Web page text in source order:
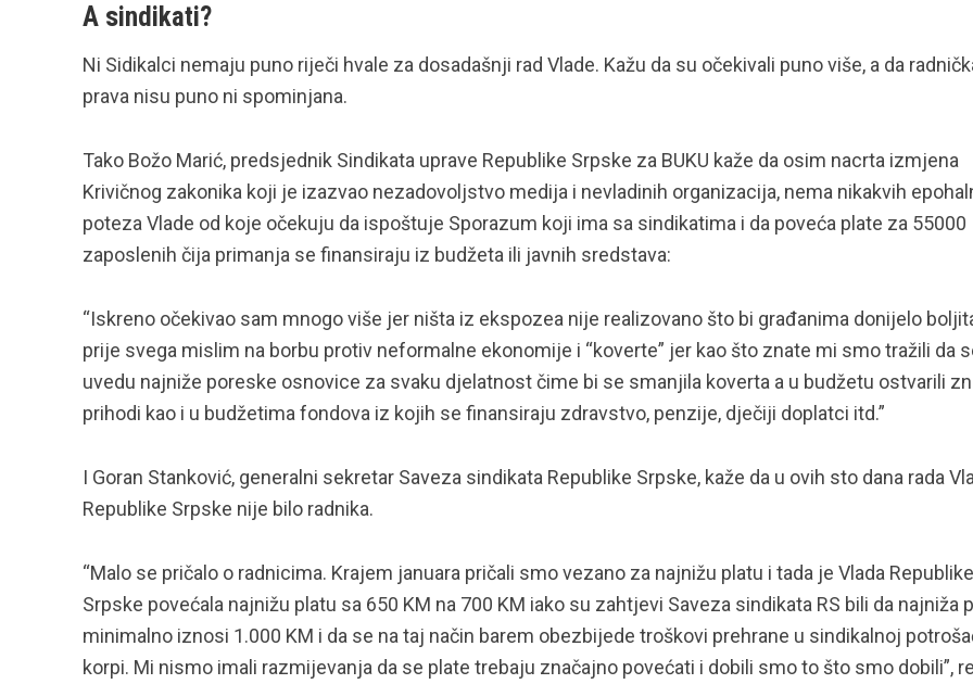
A sindikati?
Ni Sidikalci nemaju puno riječi hvale za dosadašnji rad Vlade. Kažu da su očekivali puno više, a da
prava nisu puno ni spominjana.
Tako Božo Marić, predsjednik Sindikata uprave Republike Srpske za BUKU kaže da osim nacrta izmjena
Krivičnog zakonika koji je izazvao nezadovoljstvo medija i nevladinih organizacija, nema nikakvih
poteza Vlade od koje očekuju da ispoštuje Sporazum koji ima sa sindikatima i da poveća plate za 55000
zaposlenih čija primanja se finansiraju iz budžeta ili javnih sredstava:
“Iskreno očekivao sam mnogo više jer ništa iz ekspozea nije realizovano što bi građanima donijelo
prije svega mislim na borbu protiv neformalne ekonomije i “koverte” jer kao što znate mi smo tražili da
uvedu najniže poreske osnovice za svaku djelatnost čime bi se smanjila koverta a u budžetu ostvarili
prihodi kao i u budžetima fondova iz kojih se finansiraju zdravstvo, penzije, dječiji doplatci itd.”
I Goran Stanković, generalni sekretar Saveza sindikata Republike Srpske, kaže da u ovih sto dana rada
Republike Srpske nije bilo radnika.
“Malo se pričalo o radnicima. Krajem januara pričali smo vezano za najnižu platu i tada je Vlada Republike
Srpske povećala najnižu platu sa 650 KM na 700 KM iako su zahtjevi Saveza sindikata RS bili da najniža
minimalno iznosi 1.000 KM i da se na taj način barem obezbijede troškovi prehrane u sindikalnoj
korpi. Mi nismo imali razmijevanja da se plate trebaju značajno povećati i dobili smo to što smo dobili”,